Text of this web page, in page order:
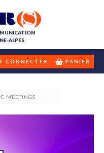
ALPES
CONNECTER PANIER
MEETINGS